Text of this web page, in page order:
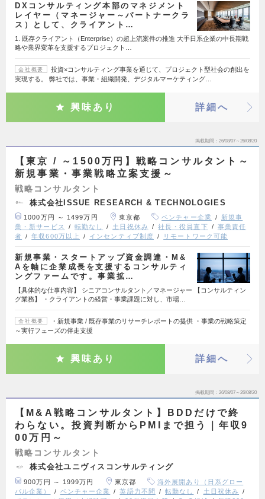
DXコンサルティング本部のマネジメント
レイヤー（マネージャー～パートナークラ
ス）として、クライアント…
1. 既存クライアント（Enterprise）の超上流案件の推進 大手日系企業の中長期戦
略や業界変革を支援するプロジェクト…
会社概要
投資×コンサルティング事業を通じて、プロジェクト型社会の創出を
実現する。 弊社では、事業・組織開発、デジタルマーケティング…
興味あり 詳細へ
掲載期間 26/08/07～26/08/20
【東京 / ～1500万円】戦略コンサルタント～
新規事業・事業戦略立案支援～
戦略コンサルタント
株式会社ISSUE RESEARCH & TECHNOLOGIES
1000万円 ～ 1499万円 東京都 ベンチャー企業
新規事
業・新サービス
転勤なし 土日祝休み 社長・役員直下
事業責任
者
年収600万以上 インセンティブ制度 リモートワーク可能
新規事業・スタートアップ資金調達・M&
Aを軸に企業成長を支援するコンサルティ
ングファームです。事業拡…
【具体的な仕事内容】 シニアコンサルタント／マネージャー 【コンサルティン
グ業務】 ・クライアントの経営・事業課題に対し、市場…
会社概要
・新規事業 / 既存事業のリサーチレポートの提供 ・事業の戦略策定
～実⾏フェーズの伴⾛支援
興味あり 詳細へ
掲載期間 26/08/07～26/08/20
【M&A戦略コンサルタント】BDDだけで終
わらない。投資判断からPMIまで担う｜年収9
00万円～
戦略コンサルタント
株式会社ユニヴィスコンサルティング
900万円 ～ 1999万円 東京都
海外展開あり（日系グロー
バル企業）
ベンチャー企業 英語力不問 転勤なし
土日祝休み